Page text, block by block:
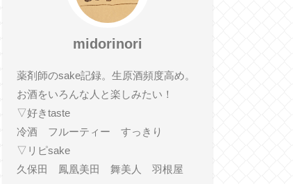
midorinori
薬剤師のsake記録。生原酒頻度高め。
お酒をいろんな人と楽しみたい！
▽好きtaste
冷酒 フルーティー すっきり
▽リピsake
久保田 鳳凰美田 舞美人 羽根屋